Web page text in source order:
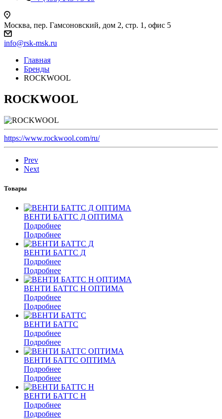
Москва, пер. Гамсоновский, дом 2, стр. 1, офис 5
info@rsk-msk.ru
Главная
Бренды
ROCKWOOL
ROCKWOOL
https://www.rockwool.com/ru/
Prev
Next
Товары
ВЕНТИ БАТТС Д ОПТИМА
Подробнее
Подробнее
ВЕНТИ БАТТС Д
Подробнее
Подробнее
ВЕНТИ БАТТС Н ОПТИМА
Подробнее
Подробнее
ВЕНТИ БАТТС
Подробнее
Подробнее
ВЕНТИ БАТТС ОПТИМА
Подробнее
Подробнее
ВЕНТИ БАТТС Н
Подробнее
Подробнее